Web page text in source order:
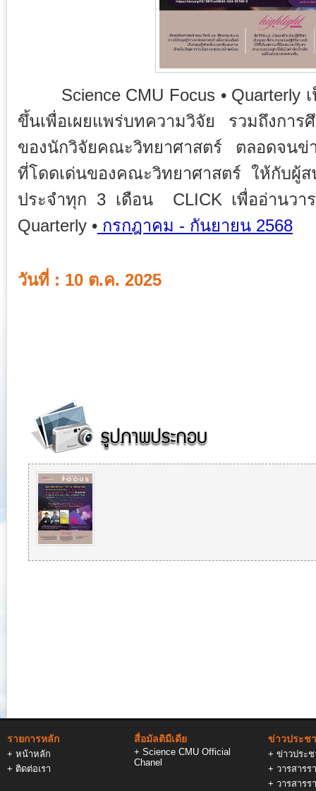
Science CMU Focus • Quarterly เ
ขึ้นเพื่อเผยแพร่บทความวิจัย รวมถึงกา
ของนักวิจัยคณะวิทยาศาสตร์ ตลอดจนข่
ที่โดดเด่นของคณะวิทยาศาสตร์ ให้กับผู้ส
ประจำทุก 3 เดือน CLICK เพื่ออ่านวา
Quarterly • กรกฎาคม - กันยายน 2568
วันที่ : 10 ต.ค. 2025
รายการหลัก
+ หน้าหลัก
+ ติดต่อเรา
สื่อมัลติมีเดีย
+ Science CMU Official
Chanel
ข่าวประช
+ ข่าวประ
+ วารสารร
+ วารสารร